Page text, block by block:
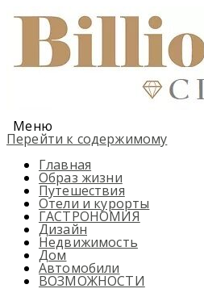
Меню
Перейти к содержимому
Главная
Образ жизни
Путешествия
Отели и курорты
ГАСТРОНОМИЯ
Дизайн
Недвижимость
Дом
Автомобили
ВОЗМОЖНОСТИ